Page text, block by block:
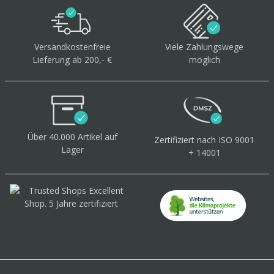
Versandkostenfreie
Lieferung ab 200,- €
Viele Zahlungswege
möglich
Über 40.000 Artikel auf
Lager
Zertifiziert nach ISO 9001
+ 14001